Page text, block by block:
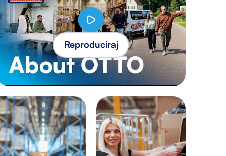
Reproduciraj